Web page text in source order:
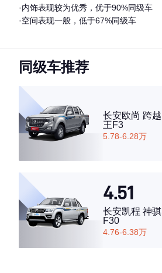
·内饰表现较为优秀，优于90%同级车
·空间表现一般，低于67%同级车
同级车推荐
长安欧尚 跨越
王F3
5.78-6.28万
4.51
长安凯程 神骐
F30
4.76-6.38万